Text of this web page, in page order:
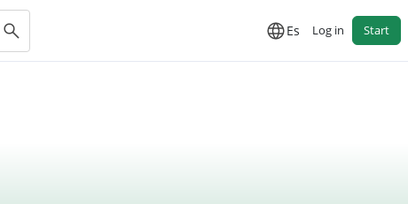
Es Log in Start